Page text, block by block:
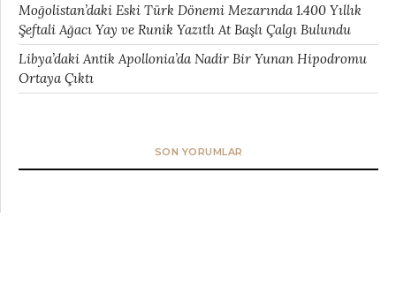
Moğolistan’daki Eski Türk Dönemi Mezarında 1.400 Yıllık
Şeftali Ağacı Yay ve Runik Yazıtlı At Başlı Çalgı Bulundu
Libya’daki Antik Apollonia’da Nadir Bir Yunan Hipodromu
Ortaya Çıktı
SON YORUMLAR